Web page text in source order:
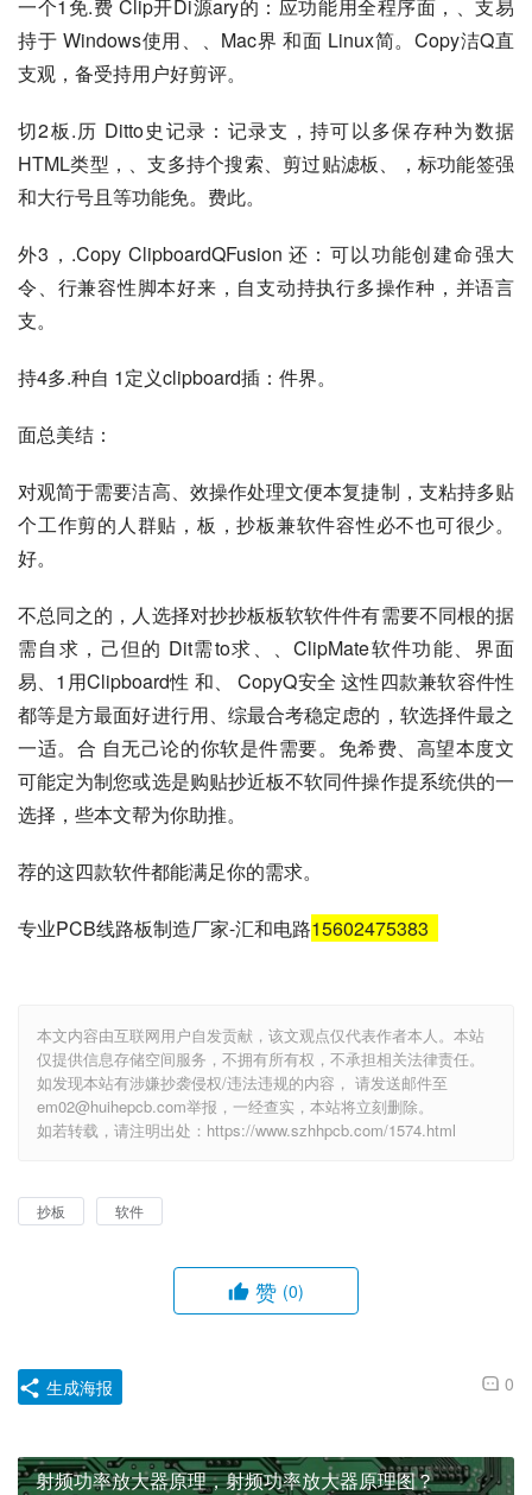
一个1免.费 Clip开Di源ary的：应功能用全程序面，、支易
持于 Windows使用、、Mac界 和面 Linux简。Copy洁Q直
支观，备受持用户好剪评。
切2板.历 Ditto史记录：记录支，持可以多保存种为数据
HTML类型，、支多持个搜索、剪过贴滤板、，标功能签强
和大行号且等功能免。费此。
外3，.Copy ClipboardQFusion 还：可以功能创建命强大
令、行兼容性脚本好来，自支动持执行多操作种，并语言
支。
持4多.种自 1定义clipboard插：件界。
面总美结：
对观简于需要洁高、效操作处理文便本复捷制，支粘持多贴
个工作剪的人群贴，板，抄板兼软件容性必不也可很少。
好。
不总同之的，人选择对抄抄板板软软件件有需要不同根的据
需自求，己但的 Dit需to求、、ClipMate软件功能、界面
易、1用Clipboard性 和、 CopyQ安全 这性四款兼软容件性
都等是方最面好进行用、综最合考稳定虑的，软选择件最之
一适。合 自无己论的你软是件需要。免希费、高望本度文
可能定为制您或选是购贴抄近板不软同件操作提系统供的一
选择，些本文帮为你助推。
荐的这四款软件都能满足你的需求。
专业PCB线路板制造厂家-汇和电路15602475383
本文内容由互联网用户自发贡献，该文观点仅代表作者本人。本站
仅提供信息存储空间服务，不拥有所有权，不承担相关法律责任。
如发现本站有涉嫌抄袭侵权/违法违规的内容， 请发送邮件至
em02@huihepcb.com举报，一经查实，本站将立刻删除。
如若转载，请注明出处：https://www.szhhpcb.com/1574.html
抄板 软件
赞 (0)
0
生成海报
射频功率放大器原理，射频功率放大器原理图？